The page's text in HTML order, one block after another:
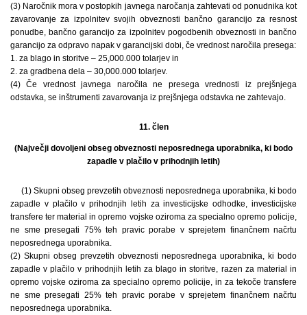
(3) Naročnik mora v postopkih javnega naročanja zahtevati od ponudnika kot
zavarovanje za izpolnitev svojih obveznosti bančno garancijo za resnost
ponudbe, bančno garancijo za izpolnitev pogodbenih obveznosti in bančno
garancijo za odpravo napak v garancijski dobi, če vrednost naročila presega:
1. za blago in storitve – 25,000.000 tolarjev in
2. za gradbena dela – 30,000.000 tolarjev.
(4) Če vrednost javnega naročila ne presega vrednosti iz prejšnjega
odstavka, se inštrumenti zavarovanja iz prejšnjega odstavka ne zahtevajo.
11. člen
(Največji dovoljeni obseg obveznosti neposrednega uporabnika, ki bodo
zapadle v plačilo v prihodnjih letih)
(1) Skupni obseg prevzetih obveznosti neposrednega uporabnika, ki bodo
zapadle v plačilo v prihodnjih letih za investicijske odhodke, investicijske
transfere ter material in opremo vojske oziroma za specialno opremo policije,
ne sme presegati 75% teh pravic porabe v sprejetem finančnem načrtu
neposrednega uporabnika.
(2) Skupni obseg prevzetih obveznosti neposrednega uporabnika, ki bodo
zapadle v plačilo v prihodnjih letih za blago in storitve, razen za material in
opremo vojske oziroma za specialno opremo policije, in za tekoče transfere
ne sme presegati 25% teh pravic porabe v sprejetem finančnem načrtu
neposrednega uporabnika.